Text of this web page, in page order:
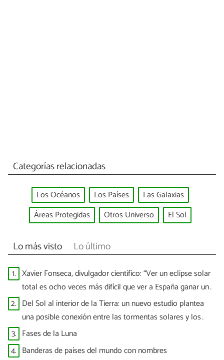
Categorías relacionadas
Los Océanos Los Países
Las Galaxias
Áreas Protegidas
Otros Universo El Sol
Lo más visto Lo último
1. Xavier Fonseca, divulgador científico: “Ver un eclipse solar
total es ocho veces más difícil que ver a España ganar un
Mundial”
2. Del Sol al interior de la Tierra: un nuevo estudio plantea
una posible conexión entre las tormentas solares y los
terremotos
3. Fases de la Luna
4. Banderas de países del mundo con nombres